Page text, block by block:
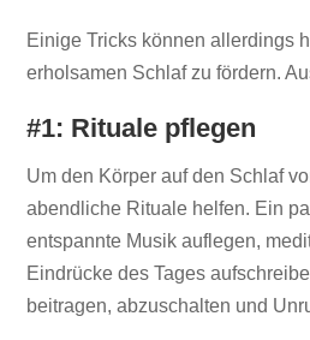
Einige Tricks können allerdings
erholsamen Schlaf zu fördern.
#1: Rituale pflegen
Um den Körper auf den Schlaf
abendliche Rituale helfen. Ein
entspannte Musik auflegen,
Eindrücke des Tages
beitragen, abzuschalten und